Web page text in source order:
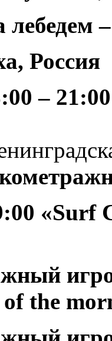
лебедем
Россия
–
«Surf
of the